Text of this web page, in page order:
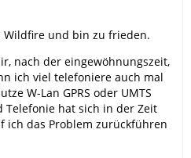
Wildfire und bin zu frieden.
nach der eingewöhnungszeit,
ich viel telefoniere auch mal
W-Lan GPRS oder UMTS
Telefonie hat sich in der Zeit
ich das Problem zurückführen